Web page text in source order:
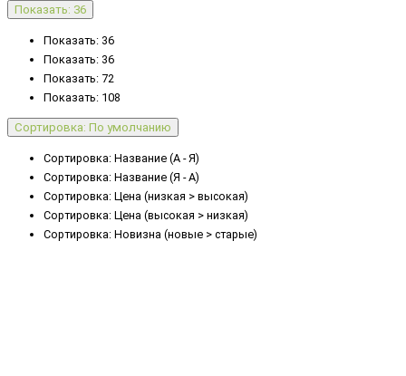
Показать: 36
Показать: 36
Показать: 36
Показать: 72
Показать: 108
Сортировка: По умолчанию
Сортировка: Название (А - Я)
Сортировка: Название (Я - А)
Сортировка: Цена (низкая > высокая)
Сортировка: Цена (высокая > низкая)
Сортировка: Новизна (новые > старые)